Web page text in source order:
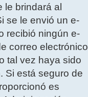
le brindará al
se le envió un e-
recibió ningún e-
correo electrónico
tal vez haya sido
Si está seguro de
es